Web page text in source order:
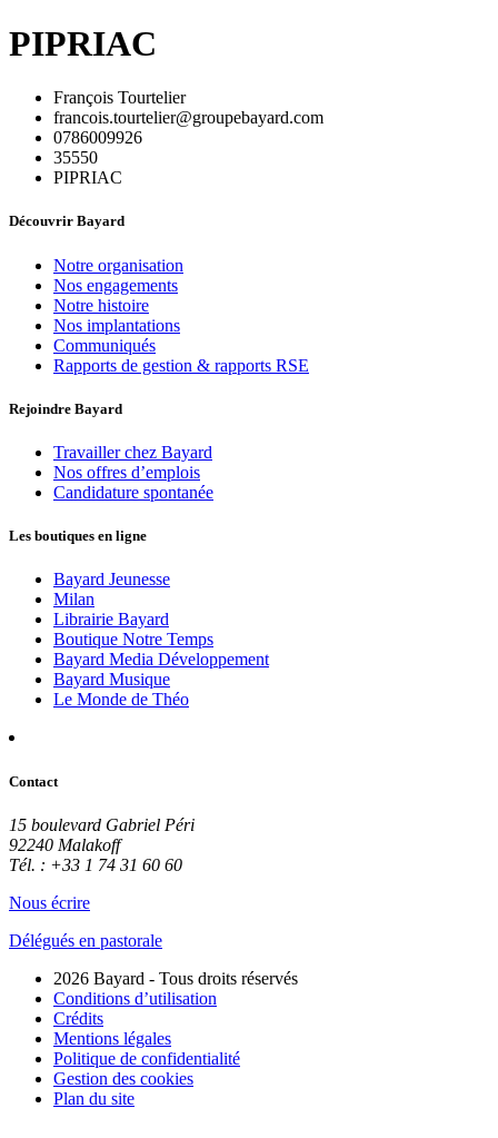
PIPRIAC
François Tourtelier
francois.tourtelier@groupebayard.com
0786009926
35550
PIPRIAC
Découvrir Bayard
Notre organisation
Nos engagements
Notre histoire
Nos implantations
Communiqués
Rapports de gestion & rapports RSE
Rejoindre Bayard
Travailler chez Bayard
Nos offres d’emplois
Candidature spontanée
Les boutiques en ligne
Bayard Jeunesse
Milan
Librairie Bayard
Boutique Notre Temps
Bayard Media Développement
Bayard Musique
Le Monde de Théo
Contact
15 boulevard Gabriel Péri
92240 Malakoff
Tél. : +33 1 74 31 60 60
Nous écrire
Délégués en pastorale
2026 Bayard - Tous droits réservés
Conditions d’utilisation
Crédits
Mentions légales
Politique de confidentialité
Gestion des cookies
Plan du site